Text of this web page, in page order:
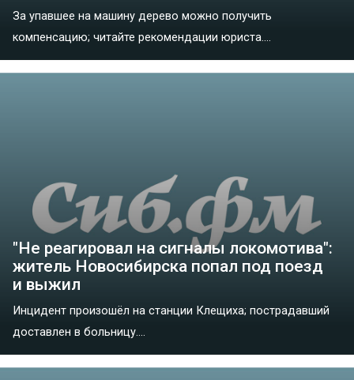
За упавшее на машину дерево можно получить
компенсацию; читайте рекомендации юриста....
"Не реагировал на сигналы локомотива":
житель Новосибирска попал под поезд
и выжил
Инцидент произошёл на станции Клещиха; пострадавший
доставлен в больницу....